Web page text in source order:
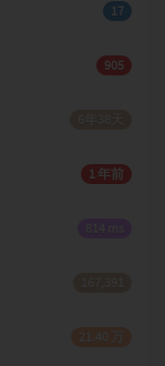
17
905
1 年前
21.40 万